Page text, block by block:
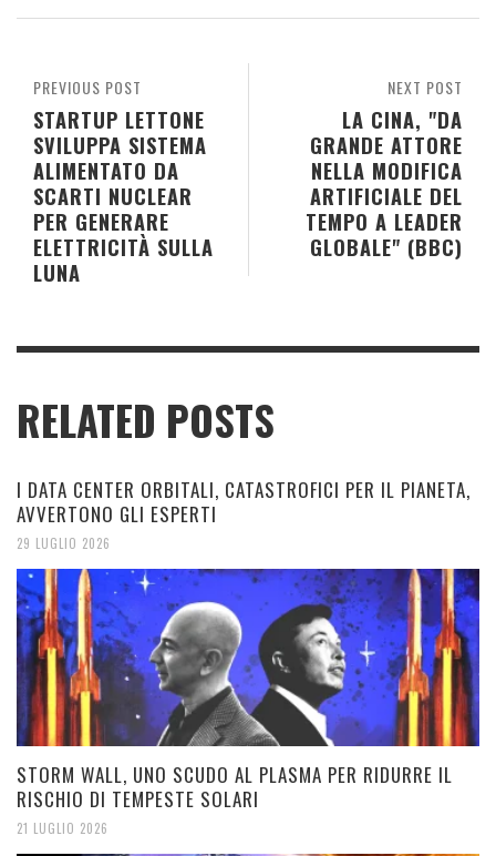
NEXT POST
LA CINA, "DA
GRANDE ATTORE
NELLA MODIFICA
ARTIFICIALE DEL
TEMPO A LEADER
GLOBALE" (BBC)
PREVIOUS POST
STARTUP LETTONE
SVILUPPA SISTEMA
ALIMENTATO DA
SCARTI NUCLEAR
PER GENERARE
ELETTRICITÀ SULLA
LUNA
RELATED POSTS
I DATA CENTER ORBITALI, CATASTROFICI PER IL PIANETA,
AVVERTONO GLI ESPERTI
29 LUGLIO 2026
STORM WALL, UNO SCUDO AL PLASMA PER RIDURRE IL
RISCHIO DI TEMPESTE SOLARI
21 LUGLIO 2026